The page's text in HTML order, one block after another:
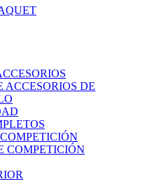
ACCESORIOS DE
COMPETICIÓN